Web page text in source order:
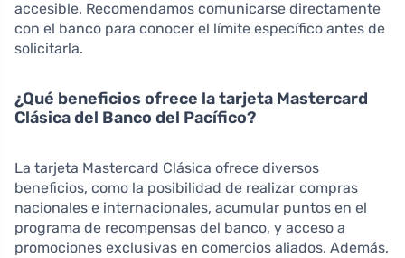
accesible. Recomendamos comunicarse directamente
con el banco para conocer el límite específico antes de
solicitarla.
¿Qué beneficios ofrece la tarjeta Mastercard
Clásica del Banco del Pacífico?
La tarjeta Mastercard Clásica ofrece diversos
beneficios, como la posibilidad de realizar compras
nacionales e internacionales, acumular puntos en el
programa de recompensas del banco, y acceso a
promociones exclusivas en comercios aliados. Además,